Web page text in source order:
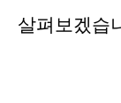
살펴보겠습